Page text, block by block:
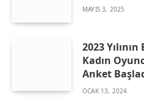
MAYIS 3, 2025
2023 Yılının
Kadın
Anket
OCAK 13, 2024